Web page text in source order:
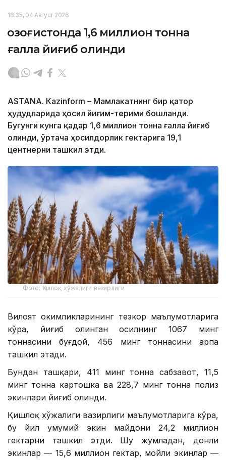
18:35, 04 Август 2026
Қозоғистонда 1,6 миллион тонна
ғалла йиғиб олинди
ASTANА. Кazinform – Мамлакатнинг бир қатор
ҳудудларида ҳосил йиғим-терими бошланди.
Бугунги кунга қадар 1,6 миллион тонна ғалла йиғиб
олинди, ўртача ҳосилдорлик гектарига 19,1
центнерни ташкил этди.
Фото: Қишлоқ хўжалиги вазирлиги
Вилоят ҳокимликларининг тезкор маълумотларига
кўра, йиғиб олинган ҳосилнинг 1067 минг
тоннасини буғдой, 456 минг тоннасини арпа
ташкил этади.
Бундан ташқари, 411 минг тонна сабзавот, 11,5
минг тонна картошка ва 228,7 минг тонна полиз
экинлари йиғиб олинди.
Қишлоқ хўжалиги вазирлиги маълумотларига кўра,
бу йил умумий экин майдони 24,2 миллион
гектарни ташкил этди. Шу жумладан, донли
экинлар — 15,6 миллион гектар, мойли экинлар —